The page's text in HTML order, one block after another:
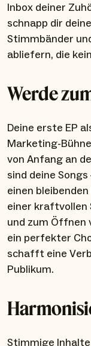
Inbox deiner
schnapp dir
Stimmbänder
abliefern, die
Werde
Deine erste EP
Marketing-
von Anfang an
sind deine
einen
einer kraftvollen
und zum Öffnen
ein perfekter
schafft eine
Publikum.
Stimmige